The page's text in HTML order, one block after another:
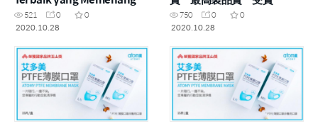
Anugerah ‘Yushan Prize’
521 0
0
2020.10.28
750 0
0
2020.10.28